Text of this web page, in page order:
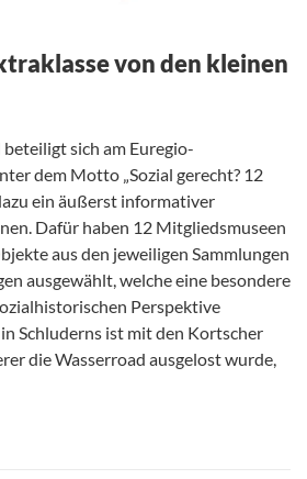
von den kleinen
sich am Euregio-
dem Motto „Sozial gerecht? 12
ein äußerst informativer
Dafür haben 12 Mitgliedsmuseen
aus den jeweiligen Sammlungen
ausgewählt, welche eine besondere
Perspektive
Schluderns ist mit den Kortscher
die Wasserroad ausgelost wurde,